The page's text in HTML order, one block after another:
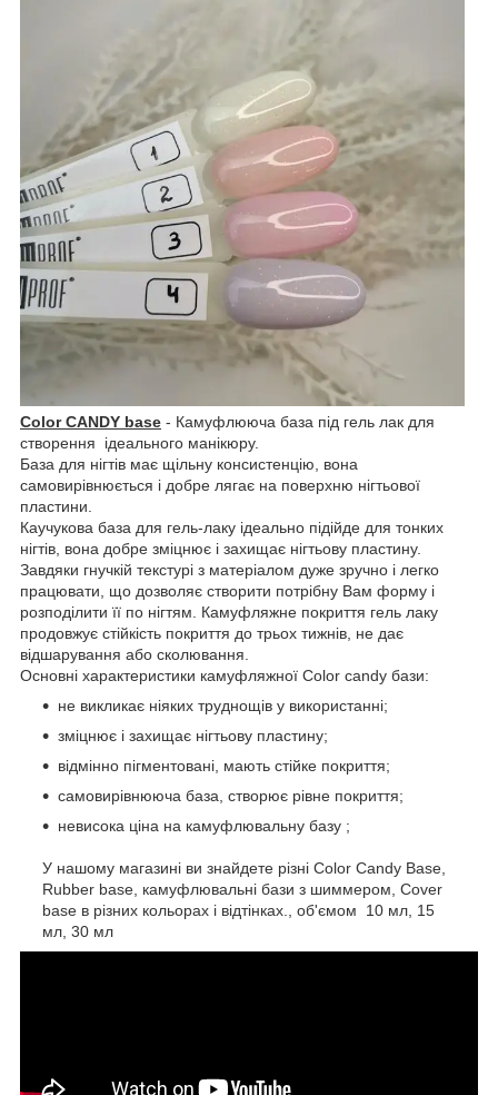
Color CANDY base - Камуфлююча база під гель лак для
створення ідеального манікюру.
База для нігтів має щільну консистенцію, вона
самовирівнюється і добре лягає на поверхню нігтьової
пластини.
Каучукова база для гель-лаку ідеально підійде для тонких
нігтів, вона добре зміцнює і захищає нігтьову пластину.
Завдяки гнучкій текстурі з матеріалом дуже зручно і легко
працювати, що дозволяє створити потрібну Вам форму і
розподілити її по нігтям. Камуфляжне покриття гель лаку
продовжує стійкість покриття до трьох тижнів, не дає
відшарування або сколювання.
Основні характеристики камуфляжної Color candy бази:
не викликає ніяких труднощів у використанні;
зміцнює і захищає нігтьову пластину;
відмінно пігментовані, мають стійке покриття;
самовирівнююча база, створює рівне покриття;
невисока ціна на камуфлювальну базу ;
У нашому магазині ви знайдете різні Color Candy Base,
Rubber base, камуфлювальні бази з шиммером, Cover
base в різних кольорах і відтінках., об'ємом 10 мл, 15
мл, 30 мл